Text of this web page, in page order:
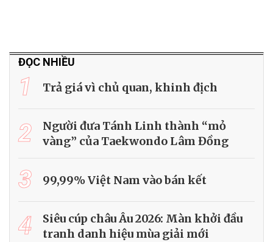
ĐỌC NHIỀU
1 Trả giá vì chủ quan, khinh địch
2
Người đưa Tánh Linh thành “mỏ
vàng” của Taekwondo Lâm Đồng
3 99,99% Việt Nam vào bán kết
4
Siêu cúp châu Âu 2026: Màn khởi đầu
tranh danh hiệu mùa giải mới